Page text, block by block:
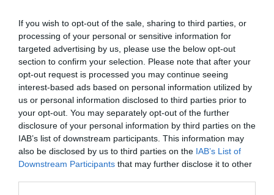
If you wish to opt-out of the sale, sharing to third parties, or
processing of your personal or sensitive information for
targeted advertising by us, please use the below opt-out
section to confirm your selection. Please note that after your
opt-out request is processed you may continue seeing
interest-based ads based on personal information utilized by
us or personal information disclosed to third parties prior to
your opt-out. You may separately opt-out of the further
disclosure of your personal information by third parties on the
IAB’s list of downstream participants. This information may
also be disclosed by us to third parties on the IAB’s List of
Downstream Participants that may further disclose it to other
l’octubre, respectivament. Aquests 3
establiments van suposar una inversió de 29
milions i la creació de 115 nous llocs de treball. Per
tant, fins a finals d’any i només amb noves
obertures, el Grup Bon Preu ha invertit 79 milions i
ha creat 319 llocs nous de treball.
L’empresa de distribució catalana segueix així
amb el seu pla d’expansió, al qual preveu donar